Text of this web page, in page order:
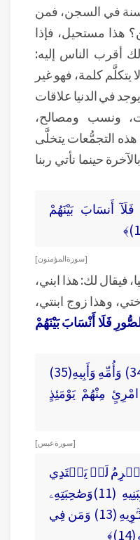
سنة في السجن، فمن
هذا مستحيل، فإذا
أقرب الناس إليه:
كلمة، فهو غير
في الدنيا علاقات
ونسب ومصالح،
التجمُّعات يتخلَّى
حينما نأتي ربنا
أَنسَابَ بَيْنَهُمْ
[ سورة المؤمنون ]
فيقال لك: هذا ابني،
وهذا زوج ابنتي،
فَلَا أَنْسَابَ بَيْنَهُمْ
﴿ يَوْمَ يَفِرُّ الْمَرْءُ مِنْ أَخِيهِ(34) وَأُمِّهِ وَأَبِيهِ(35)
لِكُلِّ امْرِئٍ مِنْهُمْ يَوْمَئِذٍ
[ سورة عبس ]
لَوۡ يَفۡتَدِي
مِنۡ عَذَابِ يَوۡمِئِذِۭ بِبَنِيهِ (11)وَصَٰحِبَتِهِۦ
وَأَخِيهِ (12) وَفَصِيلَتِهِ ٱلَّتِي تُـٔۡوِيهِ (13) وَمَن فِي